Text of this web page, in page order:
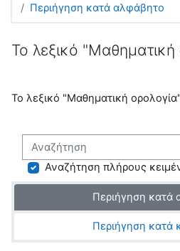
Περιήγηση κατά αλφάβητο
Το λεξικό "Μαθηματική
Το λεξικό "Μαθηματική ορολογία"
Αναζήτηση
Αναζήτηση πλήρους
Περιήγηση κατά
Περιήγηση κατά